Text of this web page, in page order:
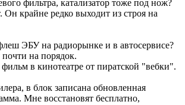
фильтра, катализатор тоже под нож?
Он крайне редко выходит из строя на
ЭБУ на радиорынке и в автосервисе?
на порядок.
в кинотеатре от пиратской "вебки".
в блок записана обновленная
Мне восстановят бесплатно,